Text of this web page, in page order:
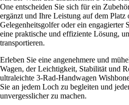
One entscheiden Sie sich für ein
ergänzt und Ihre Leistung auf dem
Gelegenheitsgolfer oder ein engagierter
eine praktische und effiziente Lösung,
transportieren.
Erleben Sie eine angenehmere und
Wagen, der Leichtigkeit, Stabilität und
ultraleichte 3-Rad-Handwagen
Sie an jedem Loch zu begleiten und
unvergesslicher zu machen.